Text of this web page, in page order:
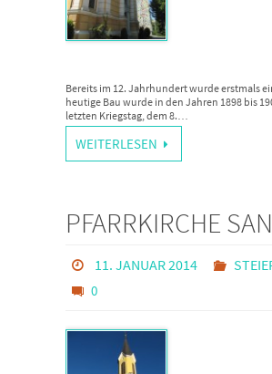
Bereits im 12. Jahrhundert wurde erstmals
heutige Bau wurde in den Jahren 1898 bis
letzten Kriegstag, dem 8.…
WEITERLESEN
PFARRKIRCHE
11. JANUAR 2014
0